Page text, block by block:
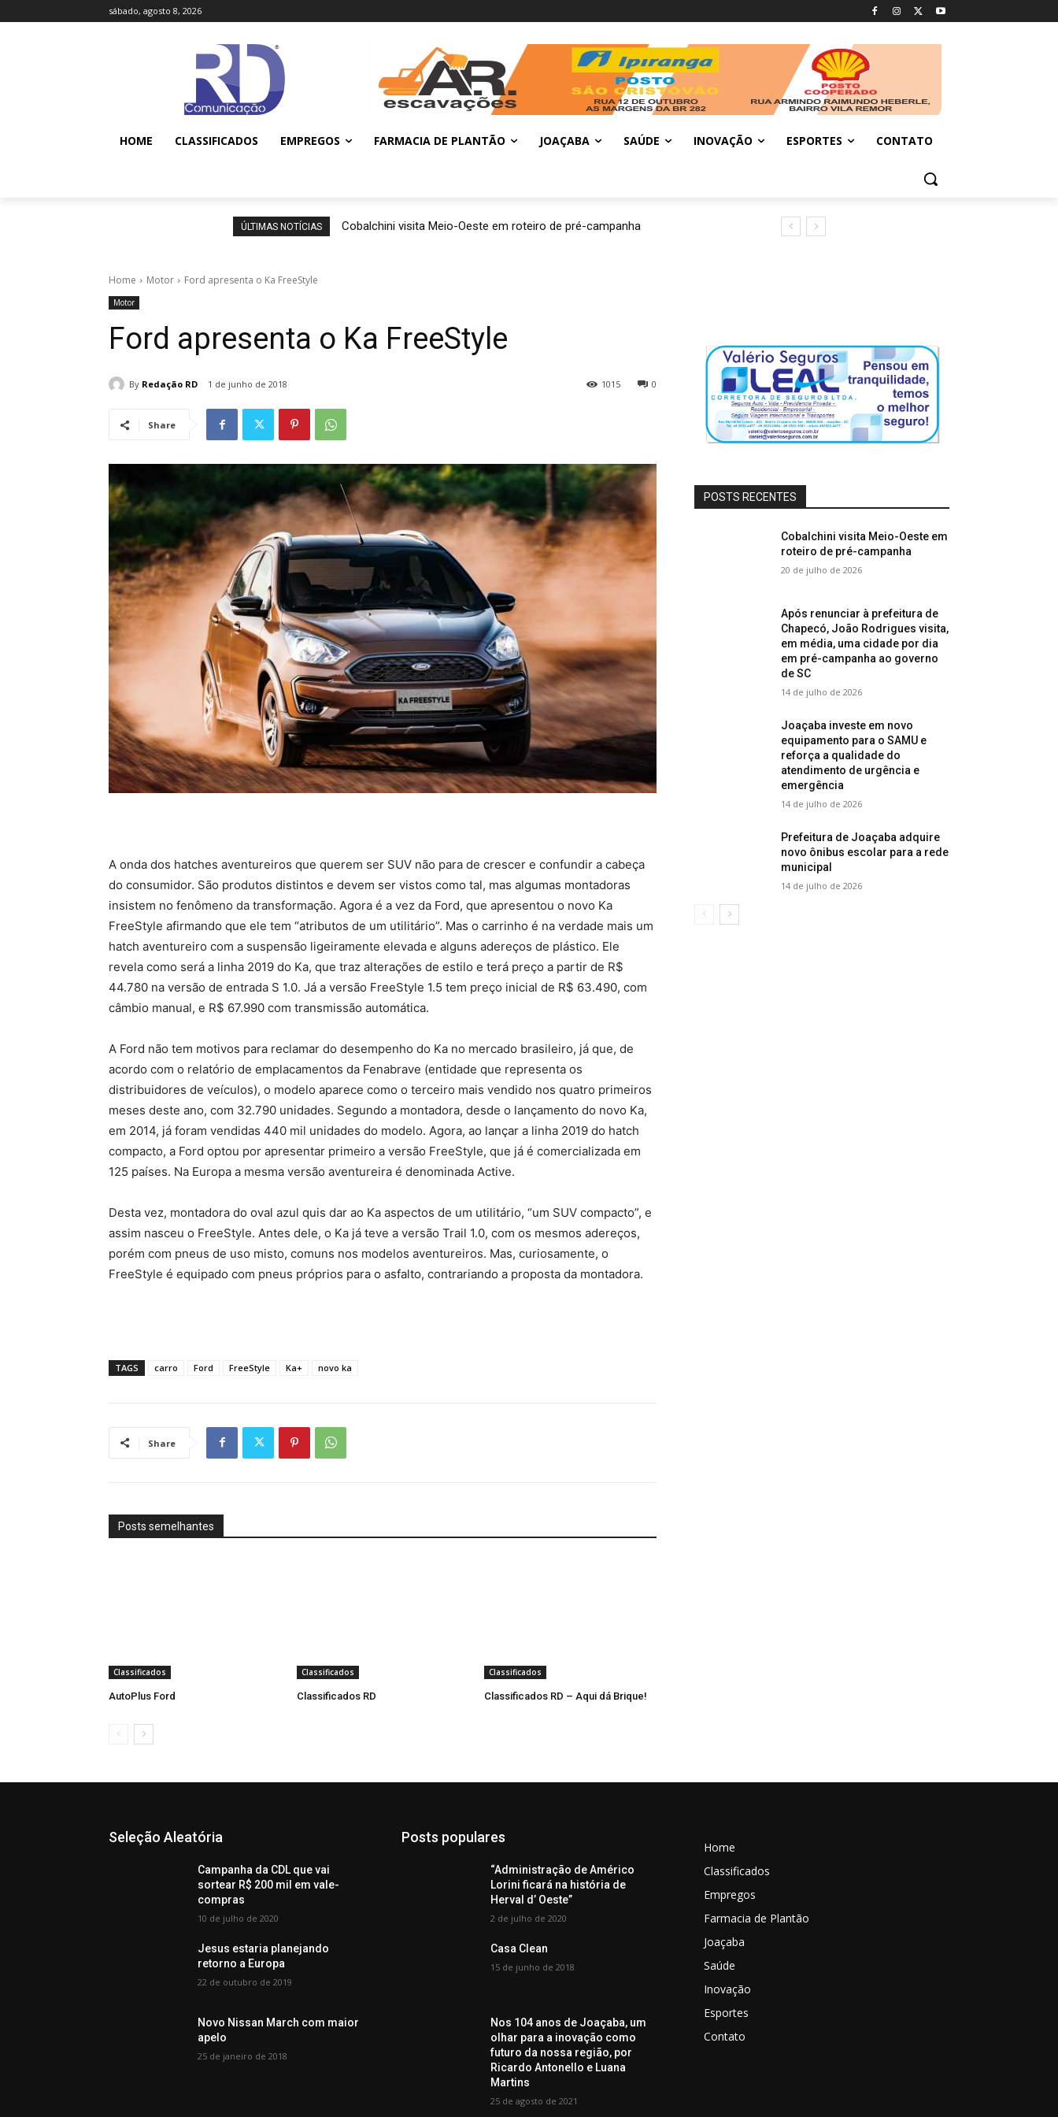
sábado, agosto 8, 2026
HOME CLASSIFICADOS EMPREGOS FARMACIA DE PLANTÃO JOAÇABA SAÚDE INOVAÇÃO ESPORTES CONTATO
ÚLTIMAS NOTÍCIAS Cobalchini visita Meio-Oeste em roteiro de pré-campanha
Home Motor Ford apresenta o Ka FreeStyle
Motor
Ford apresenta o Ka FreeStyle
By Redação RD 1 de junho de 2018 0
1015
Share
A onda dos hatches aventureiros que querem ser SUV não para de crescer e confundir a cabeça
do consumidor. São produtos distintos e devem ser vistos como tal, mas algumas montadoras
insistem no fenômeno da transformação. Agora é a vez da Ford, que apresentou o novo Ka
FreeStyle afirmando que ele tem “atributos de um utilitário”. Mas o carrinho é na verdade mais um
hatch aventureiro com a suspensão ligeiramente elevada e alguns adereços de plástico. Ele
revela como será a linha 2019 do Ka, que traz alterações de estilo e terá preço a partir de R$
44.780 na versão de entrada S 1.0. Já a versão FreeStyle 1.5 tem preço inicial de R$ 63.490, com
câmbio manual, e R$ 67.990 com transmissão automática.
A Ford não tem motivos para reclamar do desempenho do Ka no mercado brasileiro, já que, de
acordo com o relatório de emplacamentos da Fenabrave (entidade que representa os
distribuidores de veículos), o modelo aparece como o terceiro mais vendido nos quatro primeiros
meses deste ano, com 32.790 unidades. Segundo a montadora, desde o lançamento do novo Ka,
em 2014, já foram vendidas 440 mil unidades do modelo. Agora, ao lançar a linha 2019 do hatch
compacto, a Ford optou por apresentar primeiro a versão FreeStyle, que já é comercializada em
125 países. Na Europa a mesma versão aventureira é denominada Active.
Desta vez, montadora do oval azul quis dar ao Ka aspectos de um utilitário, “um SUV compacto”, e
assim nasceu o FreeStyle. Antes dele, o Ka já teve a versão Trail 1.0, com os mesmos adereços,
porém com pneus de uso misto, comuns nos modelos aventureiros. Mas, curiosamente, o
FreeStyle é equipado com pneus próprios para o asfalto, contrariando a proposta da montadora.
TAGS carro Ford FreeStyle Ka+ novo ka
Share
Posts semelhantes
Classificados
AutoPlus Ford
Classificados
Classificados RD
Classificados
Classificados RD – Aqui dá Brique!
POSTS RECENTES
Cobalchini visita Meio-Oeste em
roteiro de pré-campanha
20 de julho de 2026
Após renunciar à prefeitura de
Chapecó, João Rodrigues visita,
em média, uma cidade por dia
em pré-campanha ao governo
de SC
14 de julho de 2026
Joaçaba investe em novo
equipamento para o SAMU e
reforça a qualidade do
atendimento de urgência e
emergência
14 de julho de 2026
Prefeitura de Joaçaba adquire
novo ônibus escolar para a rede
municipal
14 de julho de 2026
Seleção Aleatória
Campanha da CDL que vai
sortear R$ 200 mil em vale-
compras
10 de julho de 2020
Jesus estaria planejando
retorno a Europa
22 de outubro de 2019
Novo Nissan March com maior
apelo
25 de janeiro de 2018
Posts populares
“Administração de Américo
Lorini ficará na história de
Herval d’ Oeste”
2 de julho de 2020
Casa Clean
15 de junho de 2018
Nos 104 anos de Joaçaba, um
olhar para a inovação como
futuro da nossa região, por
Ricardo Antonello e Luana
Martins
25 de agosto de 2021
Home
Classificados
Empregos
Farmacia de Plantão
Joaçaba
Saúde
Inovação
Esportes
Contato